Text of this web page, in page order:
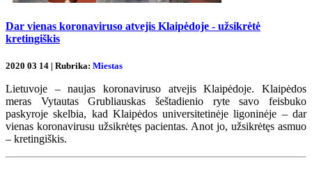
Dar vienas koronaviruso atvejis Klaipėdoje - užsikrėtė
kretingiškis
2020 03 14 | Rubrika: Miestas
Lietuvoje – naujas koronaviruso atvejis Klaipėdoje. Klaipėdos
meras Vytautas Grubliauskas šeštadienio ryte savo feisbuko
paskyroje skelbia, kad Klaipėdos universitetinėje ligoninėje – dar
vienas koronavirusu užsikrėtęs pacientas. Anot jo, užsikrėtęs asmuo
– kretingiškis.